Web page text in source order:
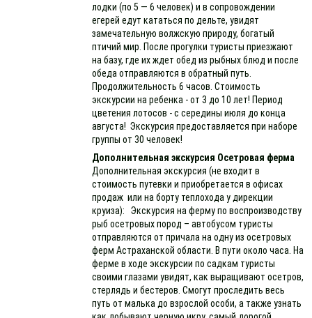
лодки (по 5 — 6 человек) и в сопровождении
егерей едут кататься по дельте, увидят
замечательную волжскую природу, богатый
птичий мир. После прогулки туристы приезжают
на базу, где их ждет обед из рыбных блюд и после
обеда отправляются в обратный путь.
Продолжительность 6 часов. Стоимость
экскурсии на ребенка - от 3 до 10 лет! Период
цветения лотосов - с середины июля до конца
августа! Экскурсия предоставляется при наборе
группы от 30 человек!
Дополнительная экскурсия Осетровая ферма
Дополнительная экскурсия (не входит в
стоимость путевки и приобретается в офисах
продаж или на борту теплохода у дирекции
круиза): Экскурсия на ферму по воспроизводству
рыб осетровых пород – автобусом туристы
отправляются от причала на одну из осетровых
ферм Астраханской области. В пути около часа. На
ферме в ходе экскурсии по садкам туристы
своими глазами увидят, как выращивают осетров,
стерлядь и бестеров. Смогут проследить весь
путь от малька до взрослой особи, а также узнать